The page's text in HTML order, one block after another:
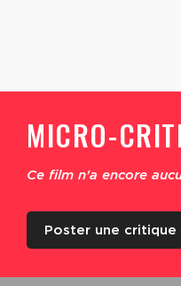
MICRO-
Ce film n'a encore
Poster une critique